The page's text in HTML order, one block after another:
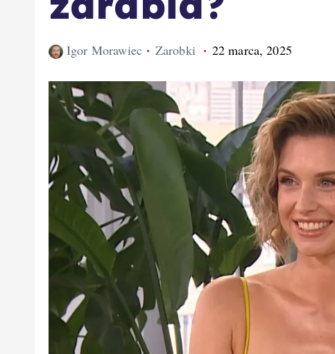
Igor Morawiec Zarobki 22 marca, 2025